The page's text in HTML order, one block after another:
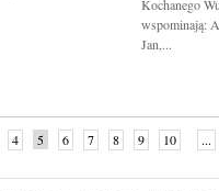
Kochanego
wspominają:
Jan,...
4 5 6 7 8 9 10 ...